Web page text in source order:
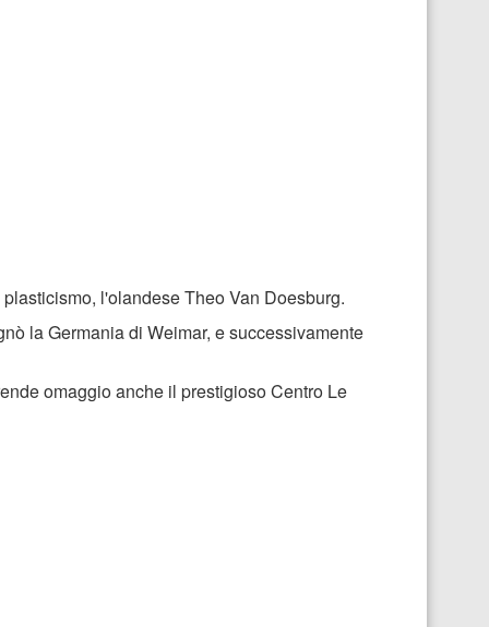
l'olandese Theo Van Doesburg.
la Germania di Weimar, e successivamente
omaggio anche il prestigioso Centro Le